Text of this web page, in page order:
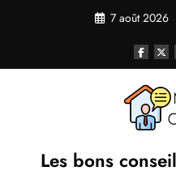
7 août 2026
Les bons